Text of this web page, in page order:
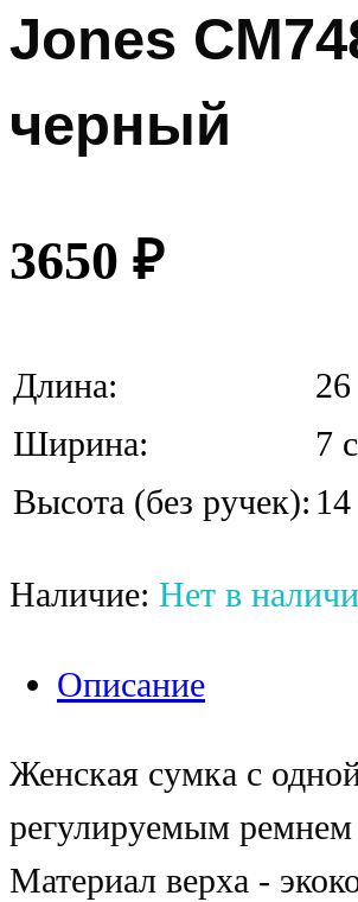
Jones
черный
3650 ₽
Длина:
Ширина:
7
Высота (без ручек):
Наличие: Нет в
Описание
Женская сумка с
регулируемым ремнем
Материал верха -